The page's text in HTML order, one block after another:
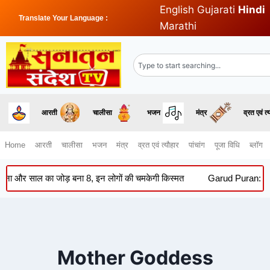
Translate Your Language :
English Gujarati Hindi
Marathi
आरती चालीसा भजन मंत्र व्रत एवं
Home आरती चालीसा भजन मंत्र व्रत एवं त्यौहार पांचांग पूजा विधि ब्लॉग
साल का जोड़ बना 8, इन लोगों की चमकेगी किस्मत Garud Puran:
Mother Goddess